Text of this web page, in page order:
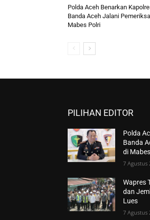
Polda Aceh Benarkan
Banda Aceh Jalani
Mabes Polri
PILIHAN EDITOR
Polda
Banda
di
7 Agustus
Wapres
dan
Lues
7 Agustus